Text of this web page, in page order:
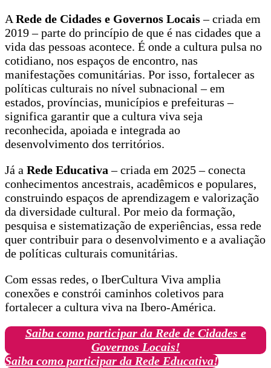
A Rede de Cidades e Governos Locais– criada em
2019 – parte do princípio de que é nas cidades que a
vida das pessoas acontece. É onde a cultura pulsa no
cotidiano, nos espaços de encontro, nas
manifestações comunitárias. Por isso, fortalecer as
políticas culturais no nível subnacional – em
estados, províncias, municípios e prefeituras –
significa garantir que a cultura viva seja
reconhecida, apoiada e integrada ao
desenvolvimento dos territórios.
Já a Rede Educativa – criada em 2025 – conecta
conhecimentos ancestrais, acadêmicos e populares,
construindo espaços de aprendizagem e valorização
da diversidade cultural. Por meio da formação,
pesquisa e sistematização de experiências, essa rede
quer contribuir para o desenvolvimento e a avaliação
de políticas culturais comunitárias.
Com essas redes, o IberCultura Viva amplia
conexões e constrói caminhos coletivos para
fortalecer a cultura viva na Ibero-América.
Saiba como participar da Rede de Cidades e
Governos Locais!
Saiba como participar da Rede Educativa!